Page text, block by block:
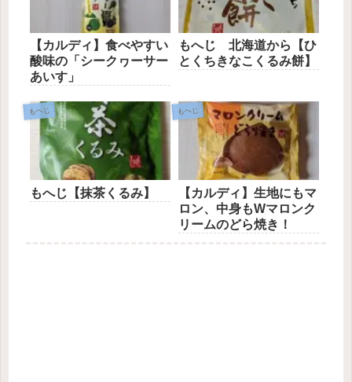
【カルディ】食べやすい
酸味の「シークヮーサー
あいす」
もへじ 北海道から【ひ
とくちきなこくるみ餅】
もへじ
もへじ【抹茶くるみ】
もへじ
【カルディ】生地にもマ
ロン、中身もWマロンク
リームのどら焼き！